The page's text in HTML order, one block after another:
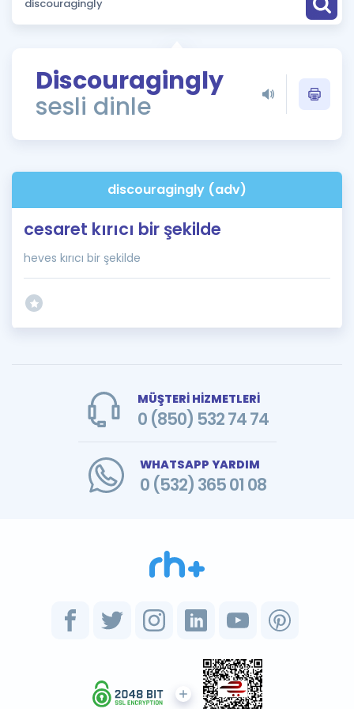
Puan Hesaplama
ÖSYM Sınav Takvimi
Kampanyalar
İngilizce Gramer
Discouragingly
sesli dinle
discouragingly (adv)
cesaret kırıcı bir şekilde
heves kırıcı bir şekilde
MÜŞTERİ HİZMETLERİ
0 (850) 532 74 74
WHATSAPP YARDIM
0 (532) 365 01 08